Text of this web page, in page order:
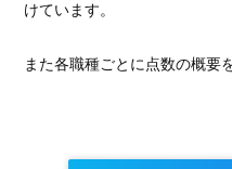
けています。
また各職種ごとに点数の概要